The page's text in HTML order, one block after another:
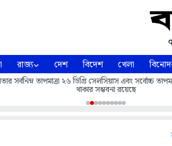
রাজ্য দেশ বিদেশ খেলা
তাপমাত্রা ২৬ ডিগ্রি সেলসিয়াস এবং সর্বোচ্চ
থাকার সম্ভবনা রয়েছে